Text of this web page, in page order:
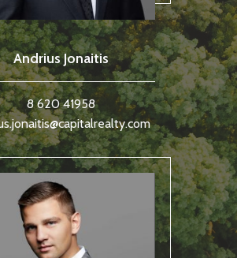
Andrius Jonaitis
8 620 41958